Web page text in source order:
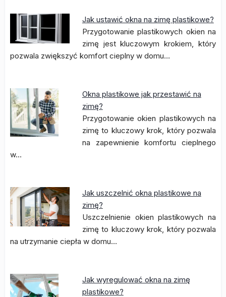
Jak ustawić okna na zimę plastikowe?
Przygotowanie plastikowych okien na
zimę jest kluczowym krokiem, który
pozwala zwiększyć komfort cieplny w domu…
Okna plastikowe jak przestawić na
zimę?
Przygotowanie okien plastikowych na
zimę to kluczowy krok, który pozwala
na zapewnienie komfortu cieplnego
w…
Jak uszczelnić okna plastikowe na
zimę?
Uszczelnienie okien plastikowych na
zimę to kluczowy krok, który pozwala
na utrzymanie ciepła w domu…
Jak wyregulować okna na zimę
plastikowe?